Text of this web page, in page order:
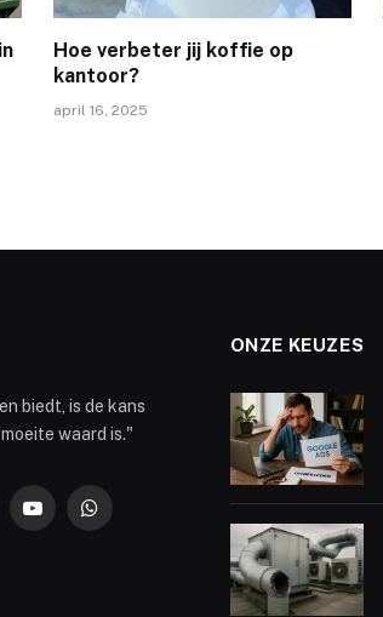
Hoe verbeter jij koffie op
kantoor?
april 16, 2025
biedt, is de kans
waard is."
YouTubeWhatsApp
ONZE KEUZES